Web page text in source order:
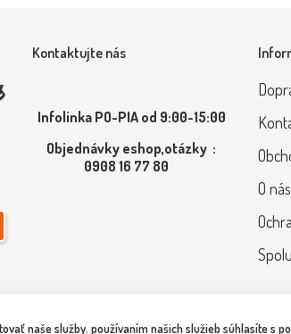
Kontaktujte nás
Infolinka PO-PIA od 9:00-15:00
Objednávky eshop,otázky :
0908 16 77 80
O nás
naše služby. používaním našich služieb súhlasíte s